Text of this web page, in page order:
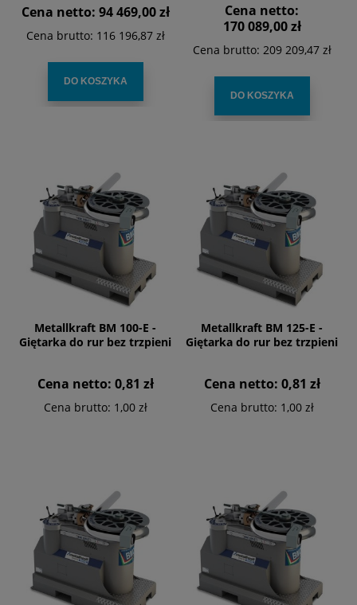
Cena netto: 94 469,00 zł
Cena brutto: 116 196,87 zł
DO KOSZYKA
Cena netto:
170 089,00 zł
Cena brutto: 209 209,47 zł
DO KOSZYKA
Metallkraft BM 100-E -
Giętarka do rur bez trzpieni
Cena netto: 0,81 zł
Cena brutto: 1,00 zł
Metallkraft BM 125-E -
Giętarka do rur bez trzpieni
Cena netto: 0,81 zł
Cena brutto: 1,00 zł